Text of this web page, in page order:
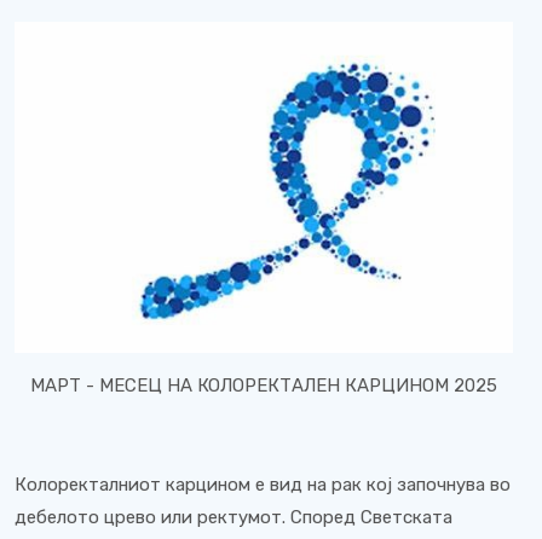
МАРТ - МЕСЕЦ НА КОЛОРЕКТАЛЕН КАРЦИНОМ 2025
Колоректалниот карцином е вид на рак кој започнува во
дебелото црево или ректумот. Според Светската